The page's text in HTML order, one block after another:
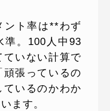
ント率は**わず
準。100人中93
ていない計算で
張っているの
ているのかわか
ます。